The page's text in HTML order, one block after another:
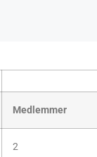
Medlemmer
2